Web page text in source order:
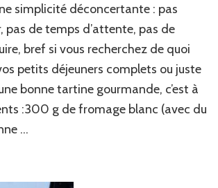
simplicité déconcertante : pas
pas de temps d’attente, pas de
bref si vous recherchez de quoi
petits déjeuners complets ou juste
bonne tartine gourmande, c’est à
:300 g de fromage blanc (avec du
…